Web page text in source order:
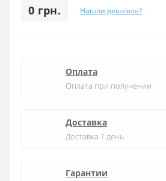
0 грн. Нашли дешевле?
Оплата
Оплата при получении
Доставка
Доставка 1 день
Гарантии